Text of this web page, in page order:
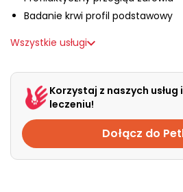
EN
Badanie krwi profil podstawowy
Wszystkie usługi
Korzystaj z naszych
leczeniu!
Dołącz do